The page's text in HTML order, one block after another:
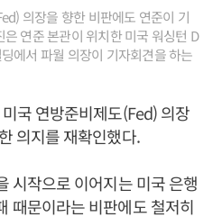
의장을 향한 비판에도 연준이 기
연준 본관이 위치한 미국 워싱턴 D
에서 파월 의장이 기자회견을 하는
국 연방준비제도(Fed) 의장
의지를 재확인했다.
시작으로 이어지는 미국 은행
때문이라는 비판에도 철저히